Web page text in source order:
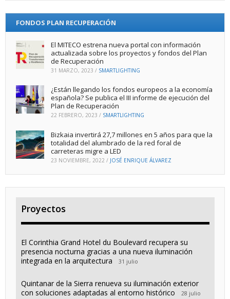
FONDOS PLAN RECUPERACIÓN
El MITECO estrena nueva portal con información
actualizada sobre los proyectos y fondos del Plan
de Recuperación
31 MARZO, 2023 / SMARTLIGHTING
¿Están llegando los fondos europeos a la economía
española? Se publica el III informe de ejecución del
Plan de Recuperación
22 FEBRERO, 2023 / SMARTLIGHTING
Bizkaia invertirá 27,7 millones en 5 años para que la
totalidad del alumbrado de la red foral de
carreteras migre a LED
23 NOVIEMBRE, 2022 / JOSÉ ENRIQUE ÁLVAREZ
Proyectos
El Corinthia Grand Hotel du Boulevard recupera su
presencia nocturna gracias a una nueva iluminación
integrada en la arquitectura
31 julio
Quintanar de la Sierra renueva su iluminación exterior
con soluciones adaptadas al entorno histórico
28 julio